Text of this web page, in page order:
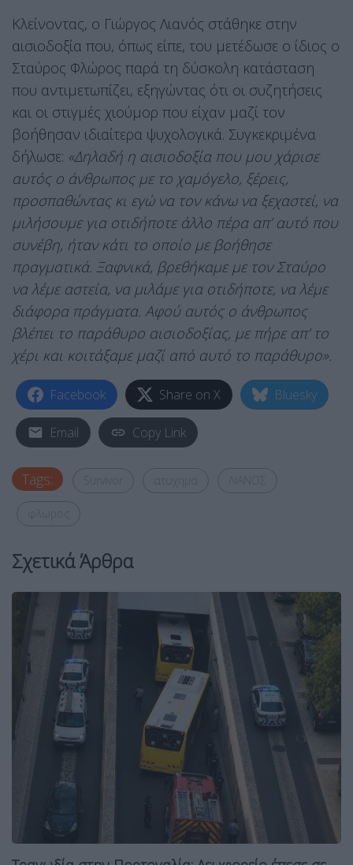
Κλείνοντας, ο Γιώργος Λιανός στάθηκε στην
αισιοδοξία που, όπως είπε, του μετέδωσε ο ίδιος ο
Σταύρος Φλώρος παρά τη δύσκολη κατάσταση
που αντιμετωπίζει, εξηγώντας ότι οι συζητήσεις
και οι στιγμές χιούμορ που είχαν μαζί τον
βοήθησαν ιδιαίτερα ψυχολογικά. Συγκεκριμένα
δήλωσε: «Δηλαδή η αισιοδοξία που μου χάρισε
αυτός ο άνθρωπος με το χαμόγελο, ξέρεις,
προσπαθώντας κι εγώ να τον κάνω να ξεχαστεί, να
μιλήσουμε για οτιδήποτε άλλο πέρα απ’ αυτό που
συνέβη, ήταν κάτι το οποίο με βοήθησε
πραγματικά. Ξαφνικά, βρεθήκαμε με τον Σταύρο
να λέμε αστεία, να μιλάμε για οτιδήποτε, να λέμε
διάφορα πράγματα. Αφού αυτός ο άνθρωπος
βλέπει το παράθυρο αισιοδοξίας, με πήρε απ’ το
χέρι και κοιτάξαμε μαζί από αυτό το παράθυρο».
Facebook Share on X Bluesky
Email Copy Link
Tags:
Σχετικά Άρθρα